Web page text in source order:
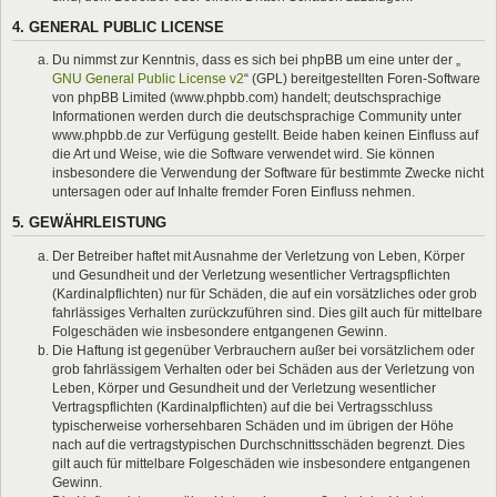
4. GENERAL PUBLIC LICENSE
Du nimmst zur Kenntnis, dass es sich bei phpBB um eine unter der „
GNU General Public License v2“ (GPL) bereitgestellten Foren-Software
von phpBB Limited (www.phpbb.com) handelt; deutschsprachige
Informationen werden durch die deutschsprachige Community unter
www.phpbb.de zur Verfügung gestellt. Beide haben keinen Einfluss auf
die Art und Weise, wie die Software verwendet wird. Sie können
insbesondere die Verwendung der Software für bestimmte Zwecke nicht
untersagen oder auf Inhalte fremder Foren Einfluss nehmen.
5. GEWÄHRLEISTUNG
Der Betreiber haftet mit Ausnahme der Verletzung von Leben, Körper
und Gesundheit und der Verletzung wesentlicher Vertragspflichten
(Kardinalpflichten) nur für Schäden, die auf ein vorsätzliches oder grob
fahrlässiges Verhalten zurückzuführen sind. Dies gilt auch für mittelbare
Folgeschäden wie insbesondere entgangenen Gewinn.
Die Haftung ist gegenüber Verbrauchern außer bei vorsätzlichem oder
grob fahrlässigem Verhalten oder bei Schäden aus der Verletzung von
Leben, Körper und Gesundheit und der Verletzung wesentlicher
Vertragspflichten (Kardinalpflichten) auf die bei Vertragsschluss
typischerweise vorhersehbaren Schäden und im übrigen der Höhe
nach auf die vertragstypischen Durchschnittsschäden begrenzt. Dies
gilt auch für mittelbare Folgeschäden wie insbesondere entgangenen
Gewinn.